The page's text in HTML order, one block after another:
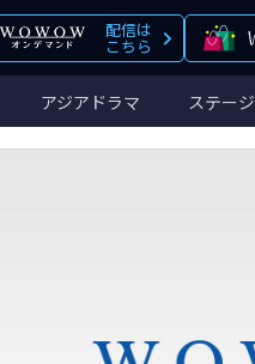
配信は
こちら
アジアドラマ ステージ